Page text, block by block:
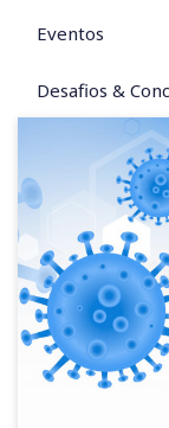
Eventos
Desafios &